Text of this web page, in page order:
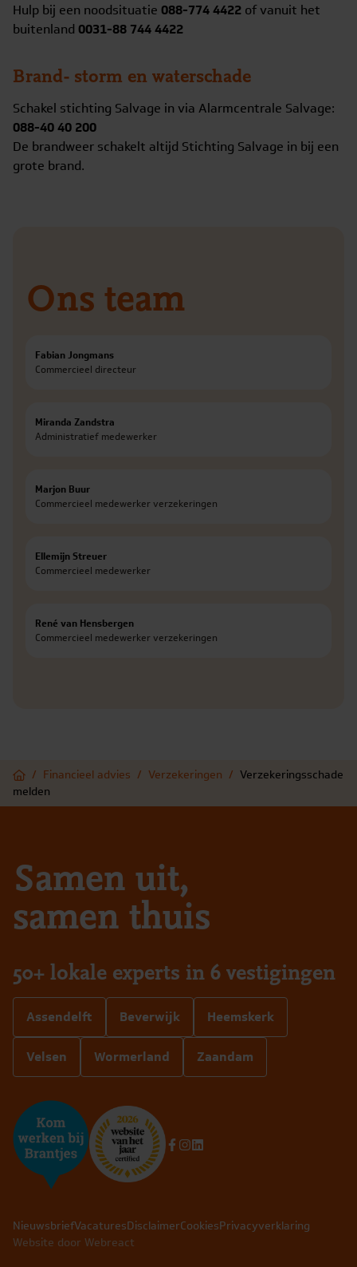
Hulp bij een noodsituatie 088-774 4422 of vanuit het
buitenland 0031-88 744 4422
Brand- storm en waterschade
Schakel stichting Salvage in via Alarmcentrale Salvage:
088-40 40 200
De brandweer schakelt altijd Stichting Salvage in bij een
grote brand.
Ons team
Fabian Jongmans
Commercieel directeur
Miranda Zandstra
Administratief medewerker
Marjon Buur
Commercieel medewerker verzekeringen
Ellemijn Streuer
Commercieel medewerker
René van Hensbergen
Commercieel medewerker verzekeringen
Home
/ Financieel advies / Verzekeringen / Verzekeringsschade
melden
Samen uit,
samen thuis
50+ lokale experts in 6 vestigingen
Assendelft Beverwijk Heemskerk
Velsen Wormerland Zaandam
NieuwsbriefVacaturesDisclaimerCookiesPrivacyverklaring
Website door Webreact